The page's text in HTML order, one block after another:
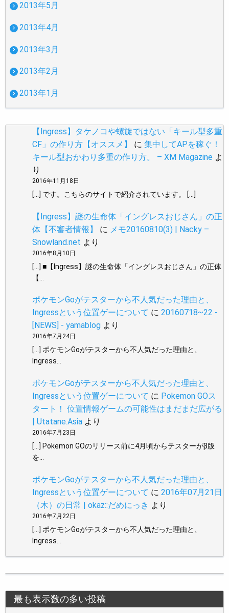
2013年5月
2013年4月
2013年3月
2013年2月
2013年1月
【Ingress】タケノコや螺旋ではない「キール型多重
CF」の作り方【オススメ】
に 集中してAPを稼ぐ！
キール型おかわり多重の作り方。 – XM Magazine よ
り
2016年11月18日
[…] です。こちらのサイトで紹介されています。 […]
【Ingress】謎の生命体「イングレスおじさん」の正
体【不審者情報】
に メモ20160810(3) | Nacky –
Snowland.net より
2016年8月10日
[…] ■【Ingress】謎の生命体「イングレスおじさん」の正体
【…
ポケモンGoがテスターから不人気だった理由と、
Ingressという位置ゲーについて に 20160718~22 -
[NEWS] - yamablog より
2016年7月24日
[…] ポケモンGoがテスターから不人気だった理由と、
Ingress…
ポケモンGoがテスターから不人気だった理由と、
Ingressという位置ゲーについて に Pokemon GOス
タート！ 位置情報ゲームの可能性はまだまだ広がる
| Utatane.Asia より
2016年7月23日
[…] Pokemon GOのリリース前に4月頃からテスターがβ版
を…
ポケモンGoがテスターから不人気だった理由と、
Ingressという位置ゲーについて に 2016年07月21日
（木）の日常 | okaz::だめにっき より
2016年7月22日
[…] ポケモンGoがテスターから不人気だった理由と、
Ingress…
最も表示数の多い投稿